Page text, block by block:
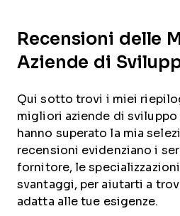
Recensioni delle
Aziende di
Qui sotto trovi i miei
migliori aziende di sviluppo
hanno superato la mia
recensioni evidenziano i
fornitore, le
svantaggi, per aiutarti a
adatta alle tue esigenze.